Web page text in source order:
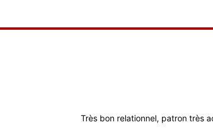
Très bon relationnel, patron très